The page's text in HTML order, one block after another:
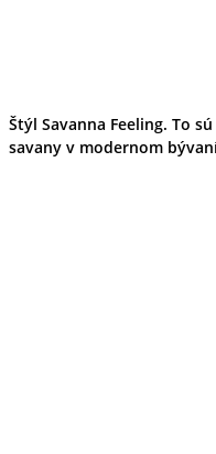
Štýl Savanna Feeling. To
savany v modernom